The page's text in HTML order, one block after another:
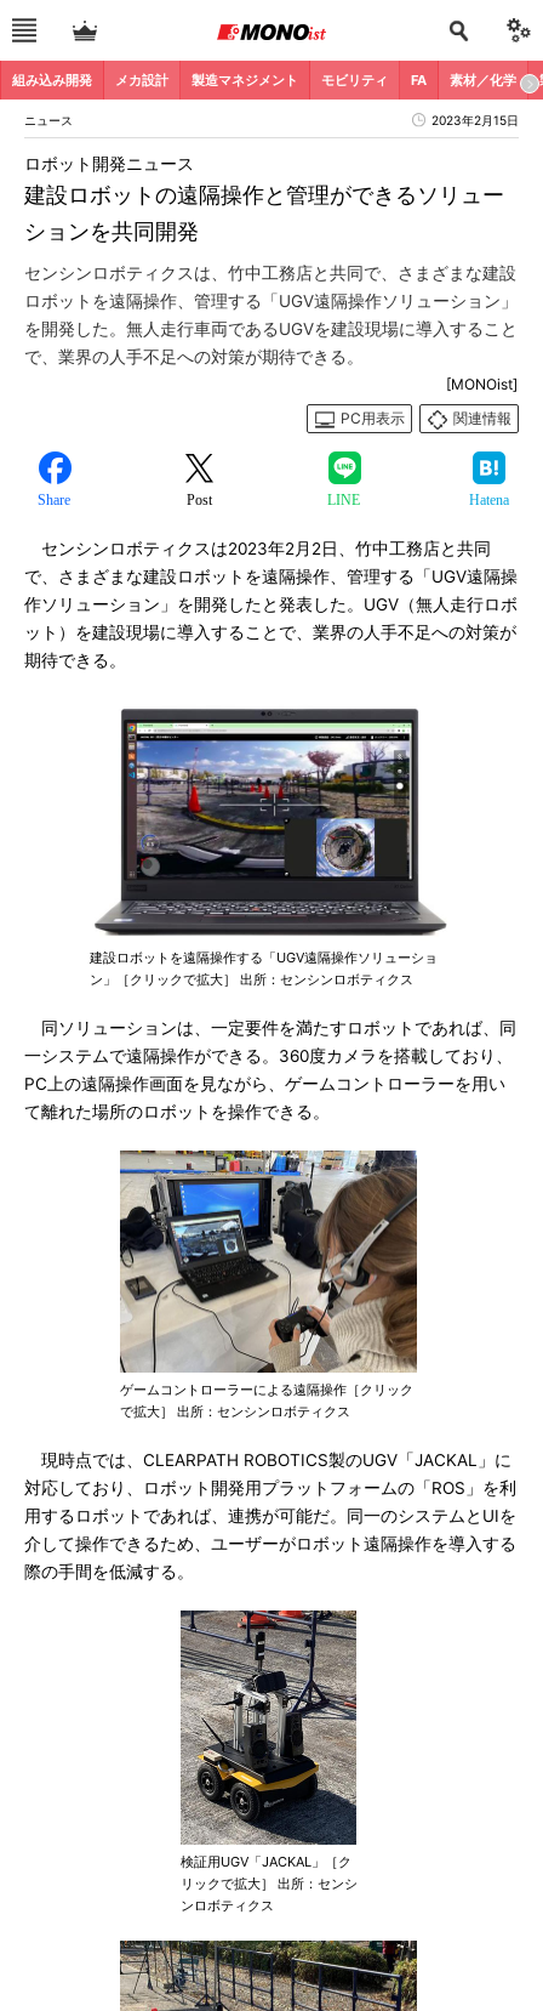
組み込み開発 メカ設計 製造マネジメント モビリティ FA 素材／化学
ニュース 2023年2月15日
建設ロボットの遠隔操作と管理ができるソリュー
ションを共同開発
ロボット開発ニュース
センシンロボティクスは、竹中工務店と共同で、さまざまな建設
ロボットを遠隔操作、管理する「UGV遠隔操作ソリューション」
を開発した。無人走行車両であるUGVを建設現場に導入すること
で、業界の人手不足への対策が期待できる。
[MONOist]
PC用表示
関連情報
Share Post LINE Hatena
センシンロボティクスは2023年2月2日、竹中工務店と共同
で、さまざまな建設ロボットを遠隔操作、管理する「UGV遠隔操
作ソリューション」を開発したと発表した。UGV（無人走行ロボ
ット）を建設現場に導入することで、業界の人手不足への対策が
期待できる。
建設ロボットを遠隔操作する「UGV遠隔操作ソリューショ
ン」［クリックで拡大］ 出所：センシンロボティクス
同ソリューションは、一定要件を満たすロボットであれば、同
一システムで遠隔操作ができる。360度カメラを搭載しており、
PC上の遠隔操作画面を見ながら、ゲームコントローラーを用い
て離れた場所のロボットを操作できる。
ゲームコントローラーによる遠隔操作［クリック
で拡大］ 出所：センシンロボティクス
現時点では、CLEARPATH ROBOTICS製のUGV「JACKAL」に
対応しており、ロボット開発用プラットフォームの「ROS」を利
用するロボットであれば、連携が可能だ。同一のシステムとUIを
介して操作できるため、ユーザーがロボット遠隔操作を導入する
際の手間を低減する。
検証用UGV「JACKAL」［ク
リックで拡大］ 出所：センシ
ンロボティクス